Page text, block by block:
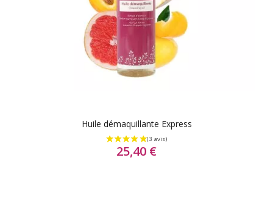
Huile démaquillante Express
25,40 €